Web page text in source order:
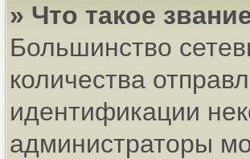
» Что такое
Большинство
количества
идентификации
администраторы